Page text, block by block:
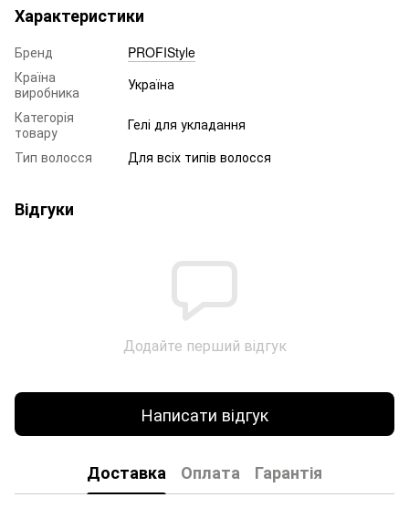
Характеристики
Бренд
PROFIStyle
Країна
виробника
Україна
Категорія
товару
Гелі для укладання
Тип волосся
Для всіх типів волосся
Відгуки
Додайте перший відгук
Написати відгук
Доставка Оплата Гарантія